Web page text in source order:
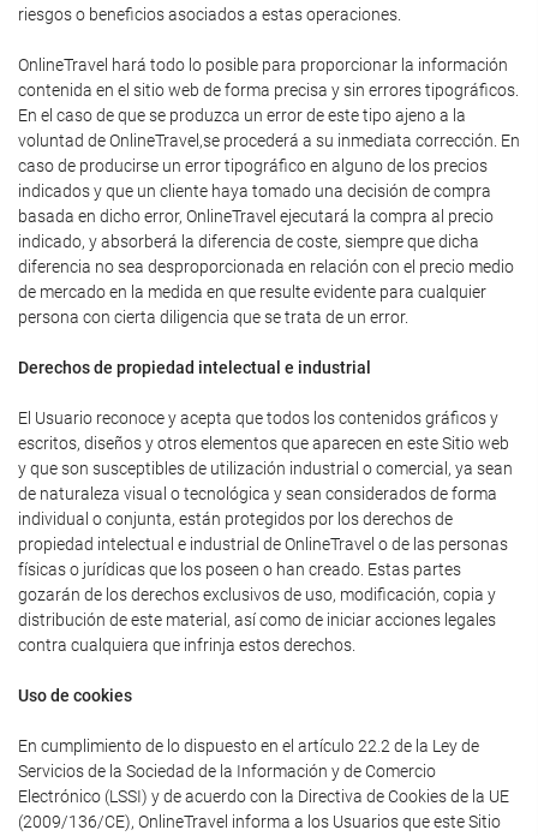
riesgos o beneficios asociados a estas operaciones.
OnlineTravel hará todo lo posible para proporcionar la información
contenida en el sitio web de forma precisa y sin errores tipográficos.
En el caso de que se produzca un error de este tipo ajeno a la
voluntad de OnlineTravel,se procederá a su inmediata corrección. En
caso de producirse un error tipográfico en alguno de los precios
indicados y que un cliente haya tomado una decisión de compra
basada en dicho error, OnlineTravel ejecutará la compra al precio
indicado, y absorberá la diferencia de coste, siempre que dicha
diferencia no sea desproporcionada en relación con el precio medio
de mercado en la medida en que resulte evidente para cualquier
persona con cierta diligencia que se trata de un error.
Derechos de propiedad intelectual e industrial
El Usuario reconoce y acepta que todos los contenidos gráficos y
escritos, diseños y otros elementos que aparecen en este Sitio web
y que son susceptibles de utilización industrial o comercial, ya sean
de naturaleza visual o tecnológica y sean considerados de forma
individual o conjunta, están protegidos por los derechos de
propiedad intelectual e industrial de OnlineTravel o de las personas
físicas o jurídicas que los poseen o han creado. Estas partes
gozarán de los derechos exclusivos de uso, modificación, copia y
distribución de este material, así como de iniciar acciones legales
contra cualquiera que infrinja estos derechos.
Uso de cookies
En cumplimiento de lo dispuesto en el artículo 22.2 de la Ley de
Servicios de la Sociedad de la Información y de Comercio
Electrónico (LSSI) y de acuerdo con la Directiva de Cookies de la UE
(2009/136/CE), OnlineTravel informa a los Usuarios que este Sitio